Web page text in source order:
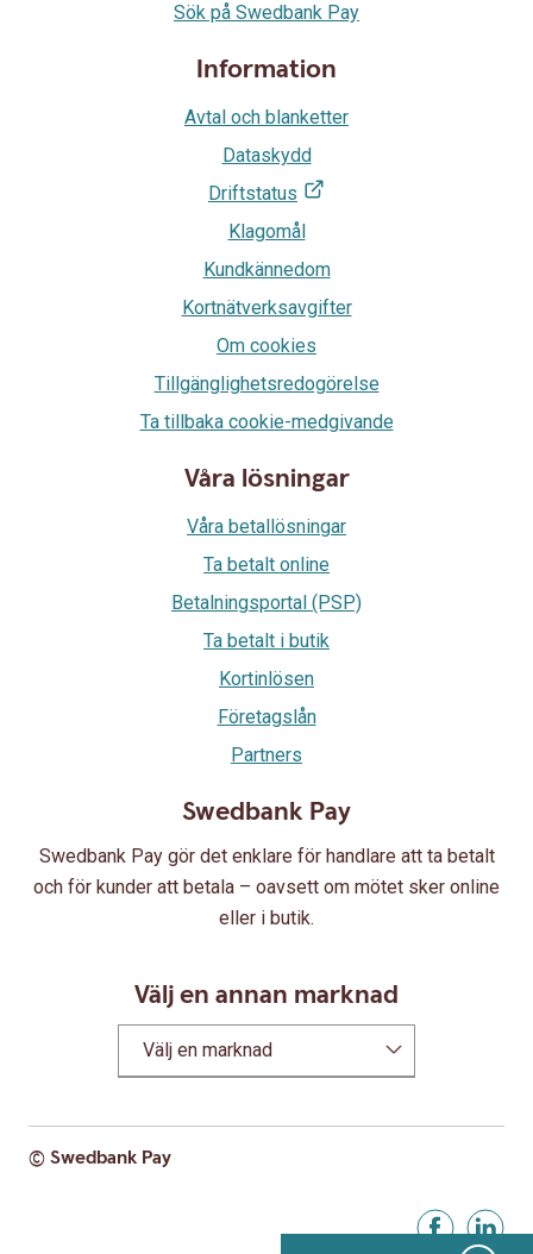
Swedbank Pay
Swedbank Pay gör det enklare för handlare att ta betalt
och för kunder att betala – oavsett om mötet sker online
eller i butik.
Välj en annan marknad
Välj en marknad
Sök på Swedbank Pay
Information
Avtal och blanketter
Dataskydd
Driftstatus
Klagomål
Kundkännedom
Kortnätverksavgifter
Om cookies
Tillgänglighetsredogörelse
Ta tillbaka cookie-medgivande
Våra lösningar
Våra betallösningar
Ta betalt online
Betalningsportal (PSP)
Ta betalt i butik
Kortinlösen
Företagslån
Partners
© Swedbank Pay